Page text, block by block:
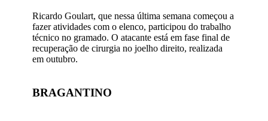
Ricardo Goulart, que nessa última semana começou a
fazer atividades com o elenco, participou do trabalho
técnico no gramado. O atacante está em fase final de
recuperação de cirurgia no joelho direito, realizada
em outubro.
BRAGANTINO